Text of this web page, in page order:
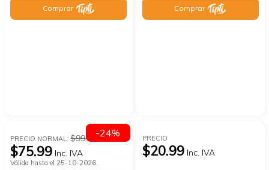
Comprar Comprar
PRECIO NORMAL:$99.99
$75.99 Inc. IVA
Válida hasta el 25-10-2026.
-24% PRECIO
$20.99 Inc. IVA